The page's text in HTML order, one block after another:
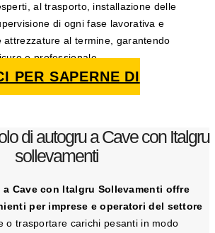
al trasporto, installazione delle
di ogni fase lavorativa e
attrezzature al termine, garantendo
e professionale.
PER SAPERNE DI
di autogru a Cave con Italgru
sollevamenti
Cave con Italgru Sollevamenti offre
per imprese e operatori del settore
o trasportare carichi pesanti in modo